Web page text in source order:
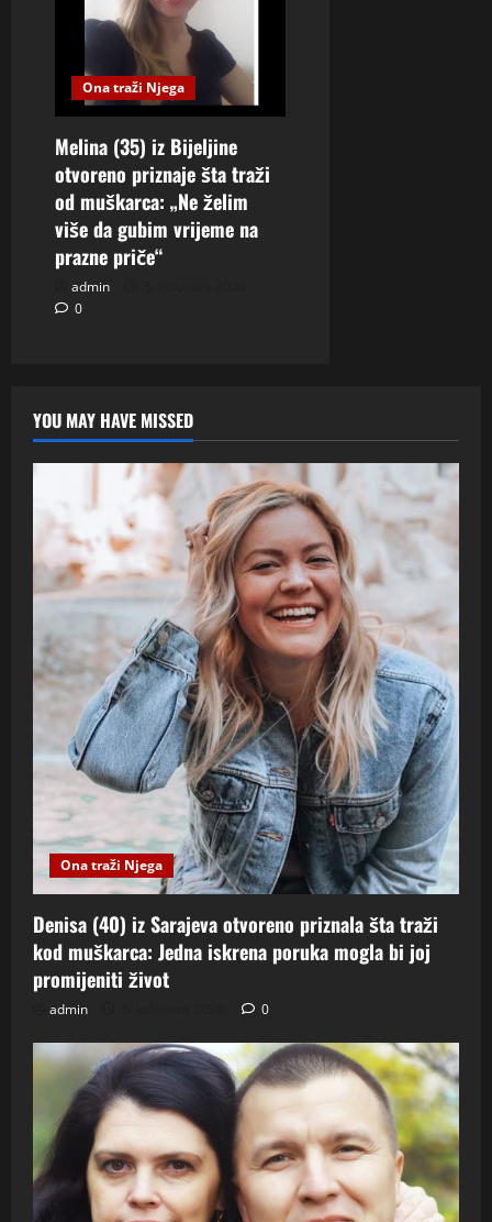
Ona traži Njega
Melina (35) iz Bijeljine
otvoreno priznaje šta traži
od muškarca: „Ne želim
više da gubim vrijeme na
prazne priče“
admin
0
YOU MAY HAVE MISSED
Ona traži Njega
Denisa (40) iz Sarajeva otvoreno priznala šta traži
kod muškarca: Jedna iskrena poruka mogla bi joj
promijeniti život
admin 0